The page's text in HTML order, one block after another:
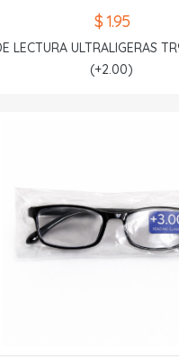
$ 1.95
LECTURA ULTRALIGERAS
(+2.00)